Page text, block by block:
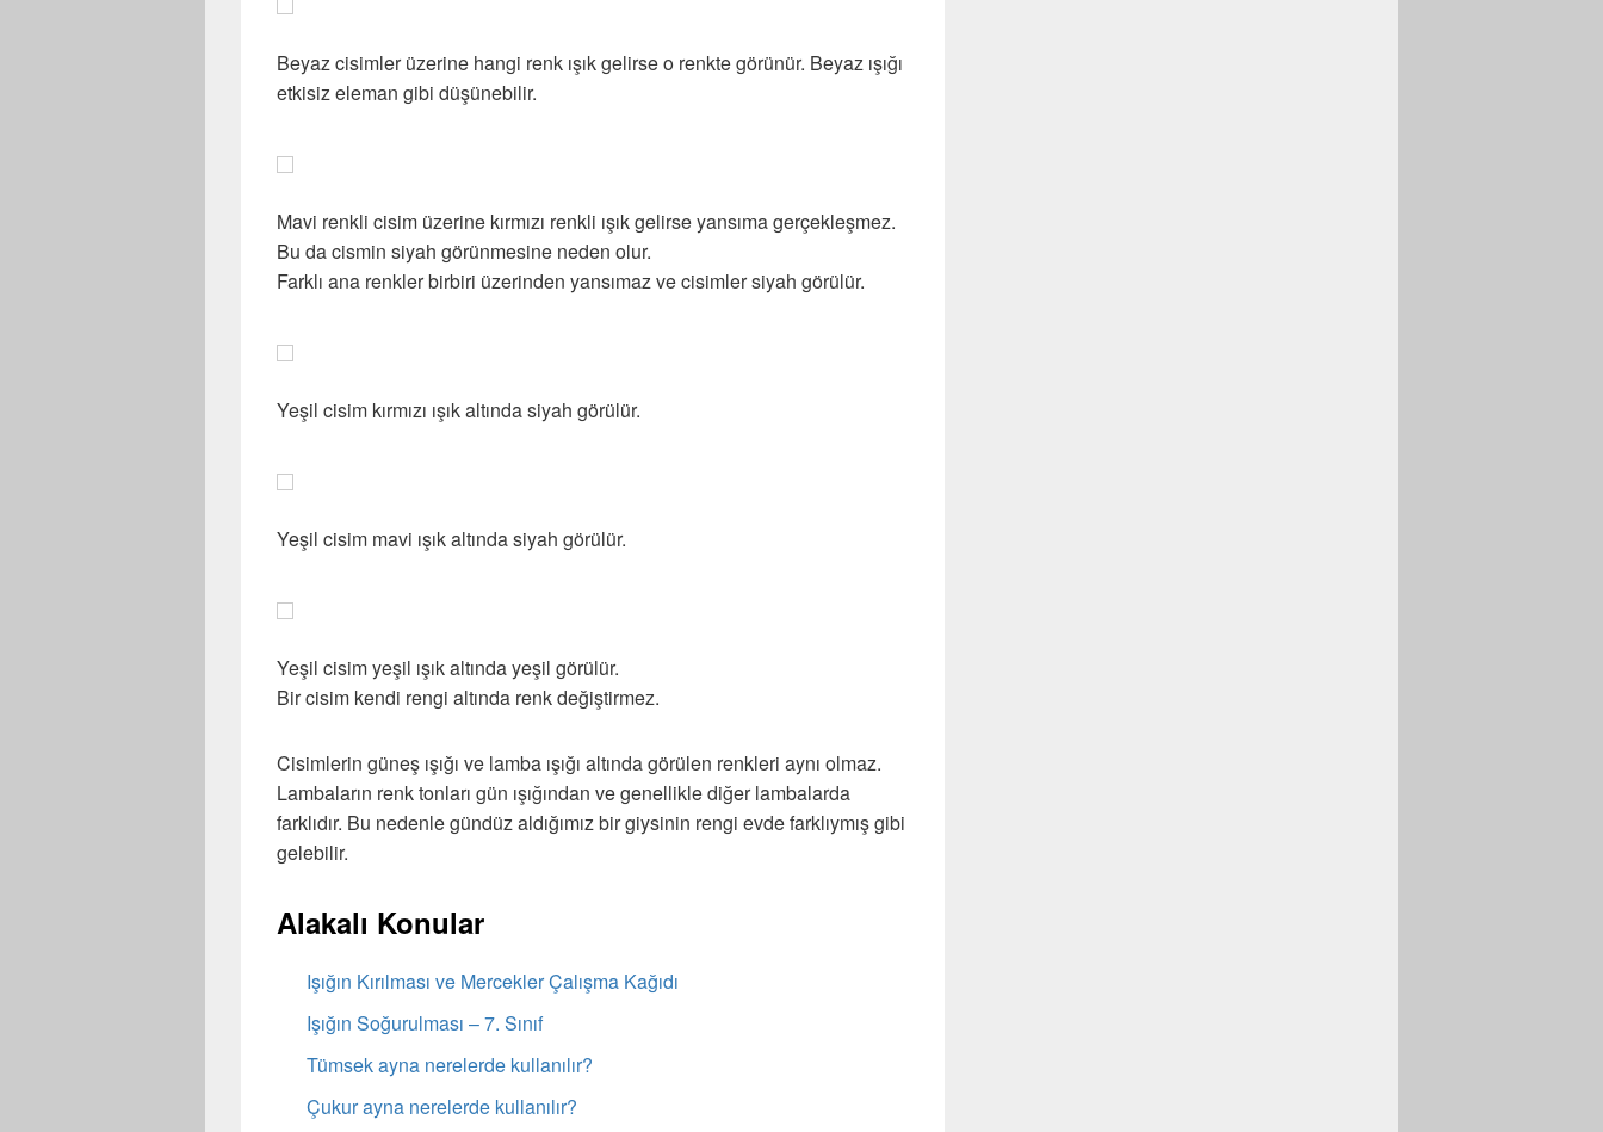
Beyaz cisimler üzerine hangi renk ışık gelirse o renkte görünür. Beyaz ışığı
etkisiz eleman gibi düşünebilir.
Mavi renkli cisim üzerine kırmızı renkli ışık gelirse yansıma gerçekleşmez.
Bu da cismin siyah görünmesine neden olur.
Farklı ana renkler birbiri üzerinden yansımaz ve cisimler siyah görülür.
Yeşil cisim kırmızı ışık altında siyah görülür.
Yeşil cisim mavi ışık altında siyah görülür.
Yeşil cisim yeşil ışık altında yeşil görülür.
Bir cisim kendi rengi altında renk değiştirmez.
Cisimlerin güneş ışığı ve lamba ışığı altında görülen renkleri aynı olmaz.
Lambaların renk tonları gün ışığından ve genellikle diğer lambalarda
farklıdır. Bu nedenle gündüz aldığımız bir giysinin rengi evde farklıymış gibi
gelebilir.
Alakalı Konular
Işığın Kırılması ve Mercekler Çalışma Kağıdı
Işığın Soğurulması – 7. Sınıf
Tümsek ayna nerelerde kullanılır?
Çukur ayna nerelerde kullanılır?